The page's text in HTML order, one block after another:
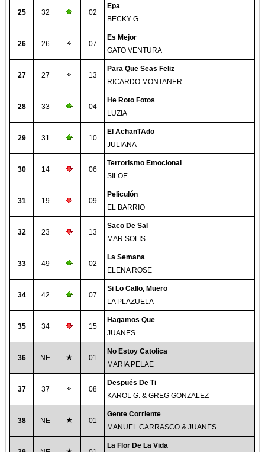
25 32 02
Epa
BECKY G
26 26 07
Es Mejor
GATO VENTURA
27 27 13
Para Que Seas Feliz
RICARDO MONTANER
28 33 04
He Roto Fotos
LUZIA
29 31 10
El AchanTAdo
JULIANA
30 14 06
Terrorismo Emocional
SILOE
31 19 09
Peliculón
EL BARRIO
32 23 13
Saco De Sal
MAR SOLIS
33 49 02
La Semana
ELENA ROSE
34 42 07
Si Lo Callo, Muero
LA PLAZUELA
35 34 15
Hagamos Que
JUANES
36 NE 01
No Estoy Catolica
MARIA PELAE
37 37 08
Después De Ti
KAROL G. & GREG GONZALEZ
38 NE 01
Gente Corriente
MANUEL CARRASCO & JUANES
La Flor De La Vida